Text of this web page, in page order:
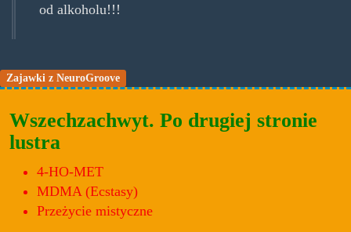
od alkoholu!!!
Zajawki z NeuroGroove
Wszechzachwyt. Po drugiej stronie
lustra
4-HO-MET
MDMA (Ecstasy)
Przeżycie mistyczne